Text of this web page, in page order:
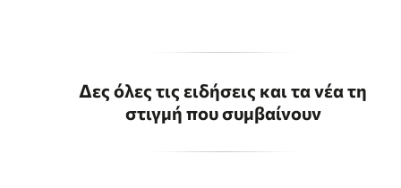
Δες όλες τις ειδήσεις και τα νέα τη
στιγμή που συμβαίνουν